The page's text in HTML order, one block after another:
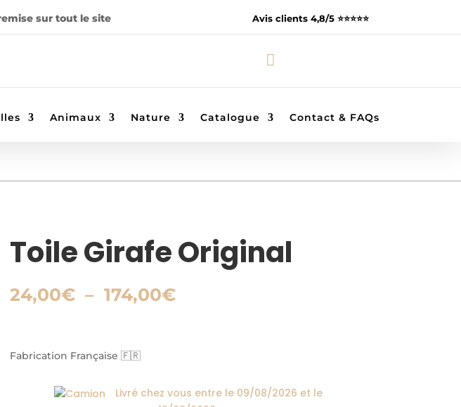
remise sur tout le site Avis clients 4,8/5 ⭐️⭐️⭐️⭐️⭐️

Animaux Nature Catalogue Contact & FAQs
Toile Girafe Original
24,00€ – 174,00€Plage
Fabrication Française 🇫🇷
Livré chez vous entre le 09/08/2026 et le